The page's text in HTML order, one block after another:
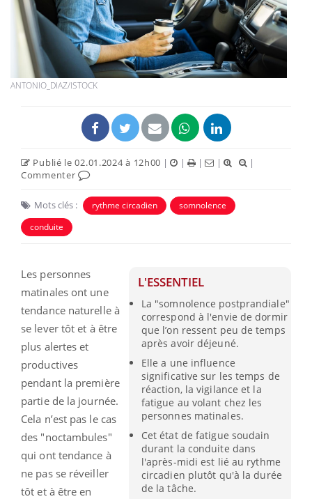
ANTONIO_DIAZ/ISTOCK
Publié le 02.01.2024 à 12h00 | | | |
|
Commenter
Mots clés : rythme circadien
somnolence
conduite
L'ESSENTIEL
La "somnolence postprandiale"
correspond à l'envie de dormir
que l’on ressent peu de temps
après avoir déjeuné.
Elle a une influence
significative sur les temps de
réaction, la vigilance et la
fatigue au volant chez les
personnes matinales.
Cet état de fatigue soudain
durant la conduite dans
l'après-midi est lié au rythme
circadien plutôt qu'à la durée
de la tâche.
Les personnes
matinales ont une
tendance naturelle à
se lever tôt et à être
plus alertes et
productives
pendant la première
partie de la journée.
Cela n’est pas le cas
des "noctambules"
qui ont tendance à
ne pas se réveiller
tôt et à être en